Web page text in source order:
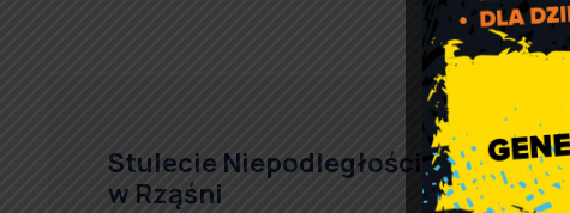
Stulecie Niepodległości w ZSP
w Rząśni